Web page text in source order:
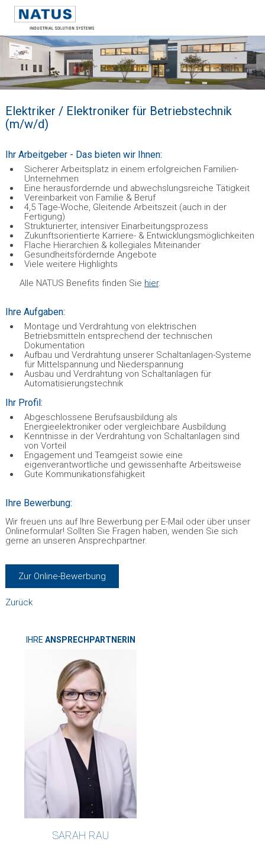
Elektriker / Elektroniker für Betriebstechnik
(m/w/d)
Ihr Arbeitgeber - Das bieten wir Ihnen:
Sicherer Arbeitsplatz in einem erfolgreichen Familien-
Unternehmen
Eine herausfordernde und abwechslungsreiche Tätigkeit
Vereinbarkeit von Familie & Beruf
4,5 Tage-Woche, Gleitende Arbeitszeit (auch in der
Fertigung)
Strukturierter, intensiver Einarbeitungsprozess
Zukunftsorientierte Karriere- & Entwicklungsmöglichkeiten
Flache Hierarchien & kollegiales Miteinander
Gesundheitsfördernde Angebote
Viele weitere Highlights
Alle NATUS Benefits finden Sie hier.
Ihre Aufgaben:
Montage und Verdrahtung von elektrischen
Betriebsmitteln entsprechend der technischen
Dokumentation
Aufbau und Verdrahtung unserer Schaltanlagen-Systeme
für Mittelspannung und Niederspannung
Ausbau und Verdrahtung von Schaltanlagen für
Automatisierungstechnik
Ihr Profil:
Abgeschlossene Berufsausbildung als
Energieelektroniker oder vergleichbare Ausbildung
Kenntnisse in der Verdrahtung von Schaltanlagen sind
von Vorteil
Engagement und Teamgeist sowie eine
eigenverantwortliche und gewissenhafte Arbeitsweise
Gute Kommunikationsfähigkeit
Ihre Bewerbung:
Wir freuen uns auf Ihre Bewerbung per E-Mail oder über unser
Onlineformular! Sollten Sie Fragen haben, wenden Sie sich
gerne an unseren Ansprechpartner.
Zur Online-Bewerbung
Zurück
IHREANSPRECHPARTNERIN
SARAH RAU